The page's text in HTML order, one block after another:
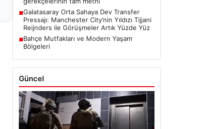
■Galatasaray Orta Sahaya Dev Transfer
Pressajı: Manchester City’nin Yıldızı Tijjani
Reijnders ile Görüşmeler Artık Yüzde Yüz
■Bahçe Mutfakları ve Modern Yaşam
Bölgeleri
Güncel